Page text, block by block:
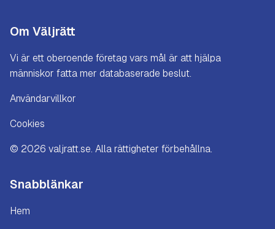
Om Väljrätt
Vi är ett oberoende företag vars mål är att hjälpa
människor fatta mer databaserade beslut.
Användarvillkor
Cookies
© 2026 valjratt.se. Alla rättigheter förbehållna.
Snabblänkar
Hem